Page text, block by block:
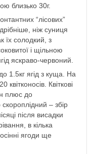
близько 30г.
“лісових”
ніж суниця
їх солодкий, з
і щільною
яскраво-червоний.
1.5кг ягід з куща. На
квітконосів. Квіткові
плюс до
скороплідний – збір
після висадки
в кілька
ягоди ще